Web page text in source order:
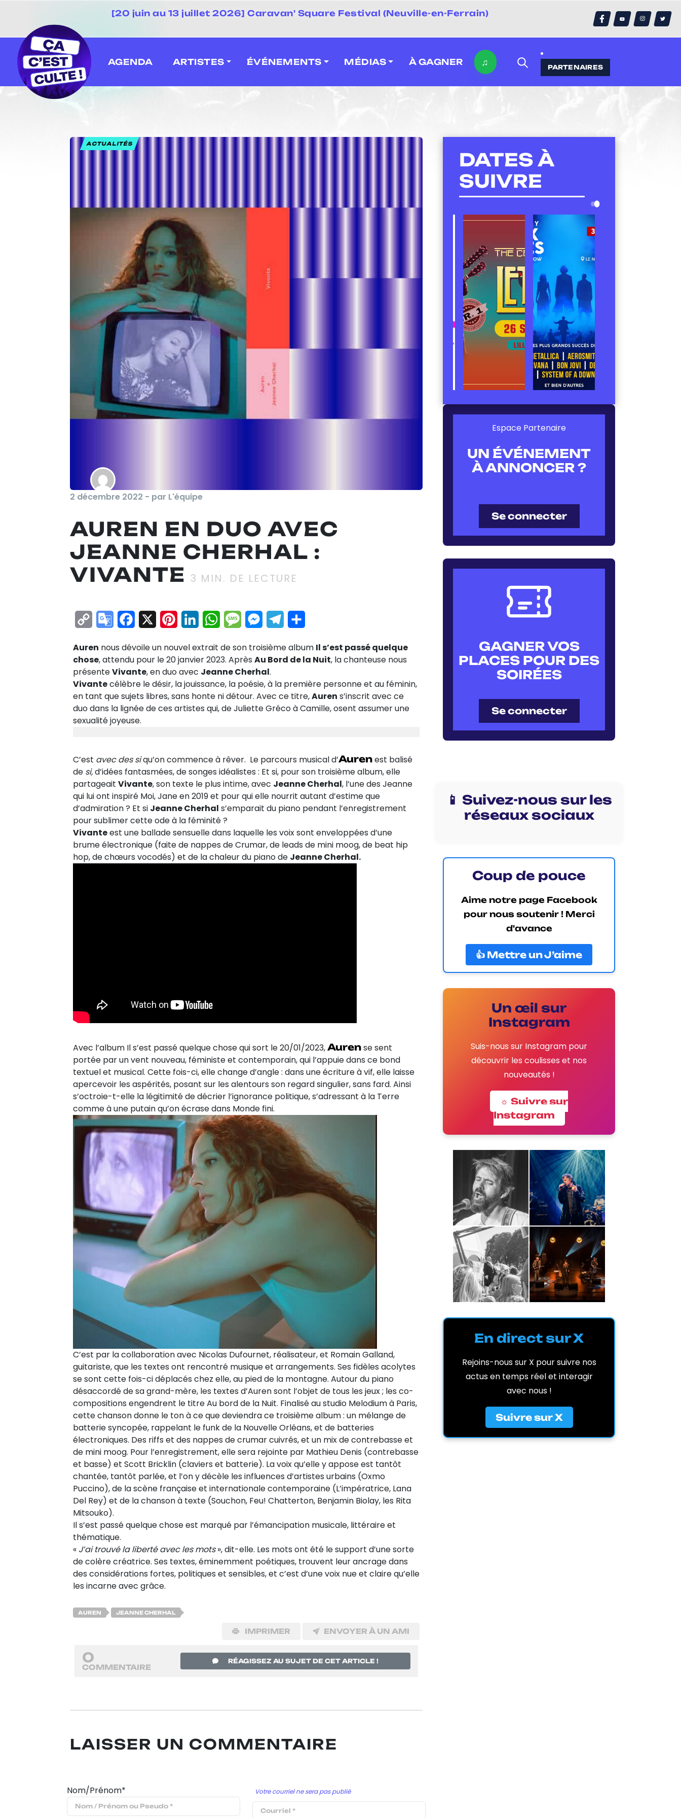
[20 juin au 13 juillet 2026] Caravan' Square Festival (Neuville-en-Ferrain)
AGENDA ARTISTES ÉVÉNEMENTS MÉDIAS À GAGNER ♫ PARTENAIRES
ACTUALITÉS
2 décembre 2022 - par L'équipe
AUREN EN DUO AVEC
JEANNE CHERHAL :
VIVANTE 3 MIN. DE LECTURE
Copy GoogleFacebook
X Pinterest
LinkedInWhatsApp
MessageMessenger
Telegram
Auren nous dévoile un nouvel extrait de son troisième album Il s’est passé quelque
chose, attendu pour le 20 janvier 2023. Après Au Bord de la Nuit, la chanteuse nous
présenteVivante, en duo avec Jeanne Cherhal.
Vivantecélèbre le désir, la jouissance, la poésie, à la première personne et au féminin,
en tant que sujets libres, sans honte ni détour. Avec ce titre,Auren s’inscrit avec ce
duo dans la lignée de ces artistes qui, de Juliette Gréco à Camille, osent assumer une
sexualité joyeuse.
C’est avec des siqu’on commence à rêver. Le parcours musical d’Aurenest balisé
de si,d’idées fantasmées, de songes idéalistes : Et si, pour son troisième album, elle
partageait Vivante, son texte le plus intime, avec Jeanne Cherhal, l’une des Jeanne
qui lui ont inspiré Moi, Jane en 2019 et pour qui elle nourrit autant d’estime que
d’admiration ? Et si Jeanne Cherhal s’emparait du piano pendant l’enregistrement
pour sublimer cette ode à la féminité ?
Vivanteest une ballade sensuelle dans laquelle les voix sont enveloppées d’une
brume électronique (faite de nappes de Crumar, de leads de mini moog, de beat hip
hop, de chœurs vocodés) et de la chaleur du piano de Jeanne Cherhal.
Avec l’album Il s’est passé quelque chose qui sort le 20/01/2023,Aurense sent
portée par un vent nouveau, féministe et contemporain, qui l’appuie dans ce bond
textuel et musical. Cette fois-ci, elle change d’angle : dans une écriture à vif, elle laisse
apercevoir les aspérités, posant sur les alentours son regard singulier, sans fard. Ainsi
s’octroie-t-elle la légitimité de décrier l’ignorance politique, s’adressant à la Terre
comme à une putain qu’on écrase dans Monde fini.
C’est par la collaboration avec Nicolas Dufournet, réalisateur, et Romain Galland,
guitariste, que les textes ont rencontré musique et arrangements. Ses fidèles acolytes
se sont cette fois-ci déplacés chez elle, au pied de la montagne. Autour du piano
désaccordé de sa grand-mère, les textes d’Auren sont l’objet de tous les jeux ; les co-
compositions engendrent le titre Au bord de la Nuit. Finalisé au studio Melodium à Paris,
cette chanson donne le ton à ce que deviendra ce troisième album : un mélange de
batterie syncopée, rappelant le funk de la Nouvelle Orléans, et de batteries
électroniques. Des riffs et des nappes de crumar cuivrés, et un mix de contrebasse et
de mini moog. Pour l’enregistrement, elle sera rejointe par Mathieu Denis (contrebasse
et basse) et Scott Bricklin (claviers et batterie). La voix qu’elle y appose est tantôt
chantée, tantôt parlée, et l’on y décèle les influences d’artistes urbains (Oxmo
Puccino), de la scène française et internationale contemporaine (L’impératrice, Lana
Del Rey) et de la chanson à texte (Souchon, Feu! Chatterton, Benjamin Biolay, les Rita
Mitsouko).
Il s’est passé quelque chose est marqué par l’émancipation musicale, littéraire et
thématique.
« J’ai trouvé la liberté avec les mots», dit-elle. Les mots ont été le support d’une sorte
de colère créatrice. Ses textes, éminemment poétiques, trouvent leur ancrage dans
des considérations fortes, politiques et sensibles, et c’est d’une voix nue et claire qu’elle
les incarne avec grâce.
AUREN JEANNE CHERHAL
IMPRIMER ENVOYER À UN AMI
0
COMMENTAIRE
RÉAGISSEZ AU SUJET DE CET ARTICLE !
LAISSER UN COMMENTAIRE
Nom/Prénom* Votre courriel ne sera pas publié
DATES À
SUIVRE
Espace Partenaire
UN ÉVÉNEMENT
À ANNONCER ?
Se connecter
GAGNER VOS
PLACES POUR DES
SOIRÉES
Se connecter
📱 Suivez-nous sur les
réseaux sociaux
Coup de pouce
Aime notre page Facebook
pour nous soutenir ! Merci
d'avance
👍 Mettre un J’aime
Un œil sur
Instagram
Suis-nous sur Instagram pour
découvrir les coulisses et nos
nouveautés !
☼ Suivre sur
Instagram
En direct sur X
Rejoins-nous sur X pour suivre nos
actus en temps réel et interagir
avec nous !
Suivre sur X